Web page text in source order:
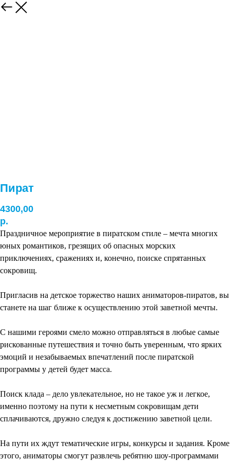
Пират
4300,00
р.
Праздничное мероприятие в пиратском стиле – мечта многих
юных романтиков, грезящих об опасных морских
приключениях, сражениях и, конечно, поиске спрятанных
сокровищ.
Пригласив на детское торжество наших аниматоров-пиратов, вы
станете на шаг ближе к осуществлению этой заветной мечты.
С нашими героями смело можно отправляться в любые самые
рискованные путешествия и точно быть уверенным, что ярких
эмоций и незабываемых впечатлений после пиратской
программы у детей будет масса.
Поиск клада – дело увлекательное, но не такое уж и легкое,
именно поэтому на пути к несметным сокровищам дети
сплачиваются, дружно следуя к достижению заветной цели.
На пути их ждут тематические игры, конкурсы и задания. Кроме
этого, аниматоры смогут развлечь ребятню шоу-программами